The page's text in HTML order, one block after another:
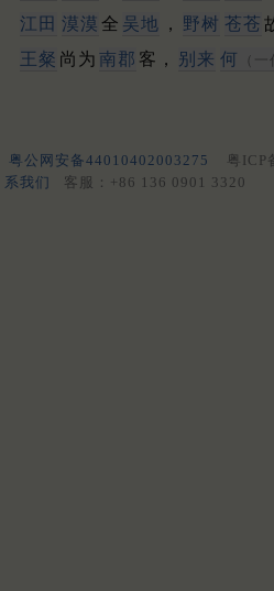
江田 漠漠 全 吴地 ， 野树 苍苍
王粲 尚为 南郡 客， 别来 何 （
粤公网安备44010402003275 粤ICP
系我们
客服：+86 136 0901 3320